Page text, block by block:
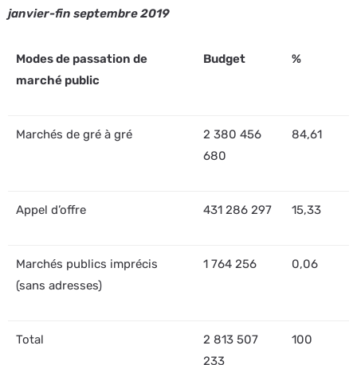
janvier-fin septembre 2019
Modes de passation de
marché public
Budget %
Marchés de gré à gré
2 380 456
680
84,61
Appel d’offre 431 286 297 15,33
Marchés publics imprécis
(sans adresses)
1 764 256 0,06
Total
2 813 507
233
100